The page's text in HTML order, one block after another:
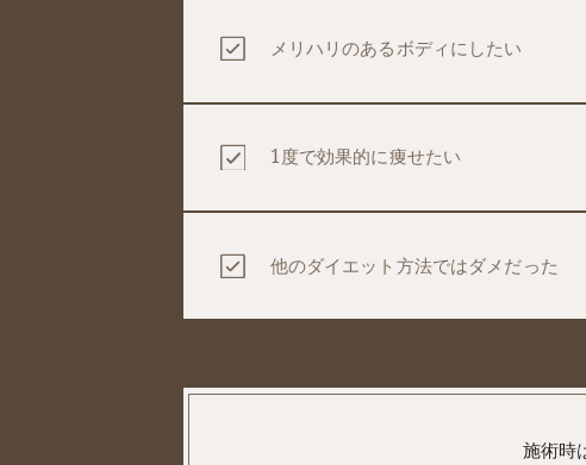
メリハリのあるボディにしたい
1度で効果的に痩せたい
他のダイエット⽅法ではダメだった
施術時